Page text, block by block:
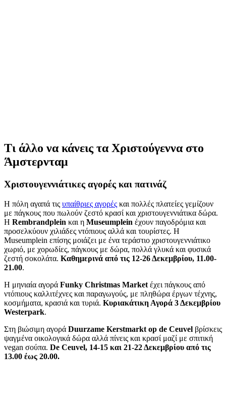
Τι άλλο να κάνεις τα Χριστούγεννα στο
Άμστερνταμ
Χριστουγεννιάτικες αγορές και πατινάζ
Η πόλη αγαπά τις υπαίθριες αγορές και πολλές πλατείες γεμίζουν
με πάγκους που πωλούν ζεστό κρασί και χριστουγεννιάτικα δώρα.
H Rembrandplein και η Museumplein έχουν παγοδρόμια και
προσελκύουν χιλιάδες ντόπιους αλλά και τουρίστες. Η
Museumplein επίσης μοιάζει με ένα τεράστιο χριστουγεννιάτικο
χωριό, με χορωδίες, πάγκους με δώρα, πολλά γλυκά και φυσικά
ζεστή σοκολάτα. Καθημερινά από τις 12-26 Δεκεμβρίου, 11.00-
21.00.
Η μηνιαία αγορά Funky Christmas Market έχει πάγκους από
ντόπιους καλλιτέχνες και παραγωγούς, με πληθώρα έργων τέχνης,
κοσμήματα, κρασιά και τυριά. Κυριακάτικη Αγορά 3 Δεκεμβρίου
Westerpark.
Στη βιώσιμη αγορά Duurzame Kerstmarkt op de Ceuvel βρίσκεις
ψαγμένα οικολογικά δώρα αλλά πίνεις και κρασί μαζί με σπιτική
vegan σούπα. De Ceuvel, 14-15 και 21-22 Δεκεμβρίου από τις
13.00 έως 20.00.